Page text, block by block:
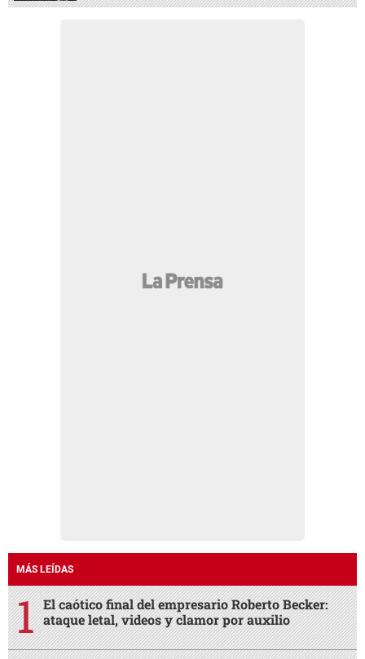
MÁS LEÍDAS
El caótico final del empresario Roberto Becker:
ataque letal, videos y clamor por auxilio